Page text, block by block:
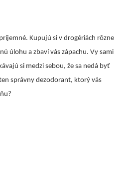
Kupujú si v drogériách rôzne
úlohu a zbaví vás zápachu. Vy sami
si medzi sebou, že sa nedá byť
správny dezodorant, ktorý vás